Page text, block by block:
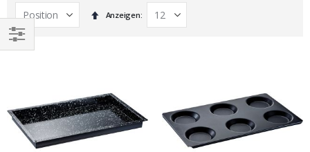
In
absteigender
Anzeigen
EINKAUFEN